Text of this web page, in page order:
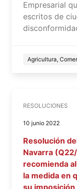
Empresarial
escritos de
Agricultura,
RESOLUCIONES
10 junio 2022
Resolución
Navarra
recomienda
la medida en